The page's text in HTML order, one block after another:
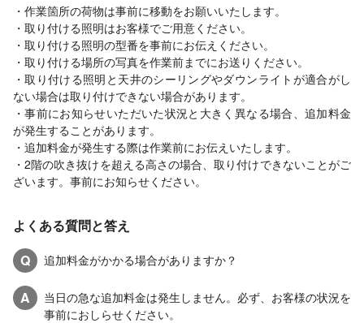
・作業箇所の荷物は事前に移動をお願いいたします。
・取り付ける照明はお客様でご用意ください。
・取り付ける照明の型番を事前にお伝えください。
・取り付ける場所の写真を作業前までにお送りください。
・取り付ける照明と天井のシーリングやダウンライトが適合がし
ない場合は取り付けできない場合があります。
・事前にお知らせいただいた状況と大きく異なる場合、追加料金
が発生することがあります。
・追加料金が発生する際は作業前にお伝えいたします。
・2階の吹き抜けを超える高さの場合、取り付けできないことがご
ざいます。事前にお知らせください。
よくある質問と答え
Q
追加料金がかかる場合がありますか？
A
当日の急な追加料金は発生しません。必ず、お客様の状況を
事前におしらせください。